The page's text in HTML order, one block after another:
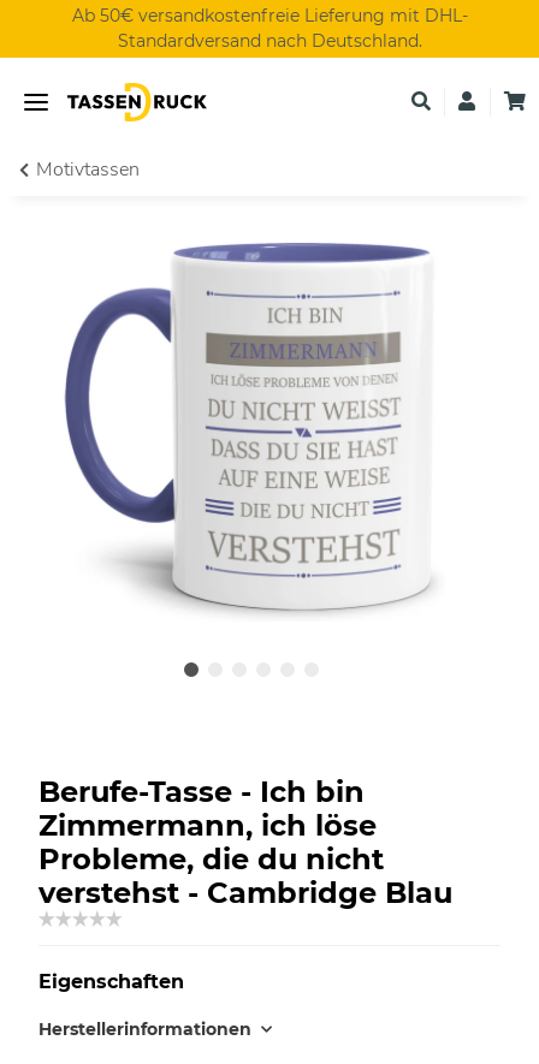
Ab 50€ versandkostenfreie Lieferung mit DHL-
Standardversand nach Deutschland.
Motivtassen
Berufe-Tasse - Ich bin
Zimmermann, ich löse
Probleme, die du nicht
verstehst - Cambridge Blau
Eigenschaften
Herstellerinformationen